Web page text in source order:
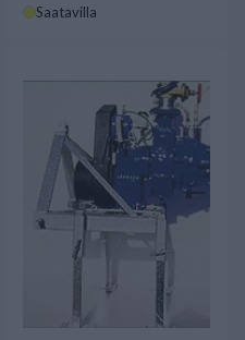
Saatavilla